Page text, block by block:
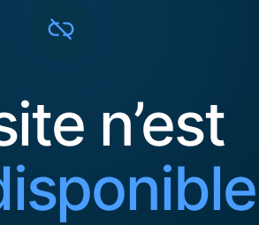
n’est